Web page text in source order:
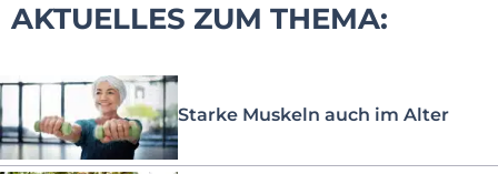
AKTUELLES ZUM THEMA:
Starke Muskeln auch im Alter